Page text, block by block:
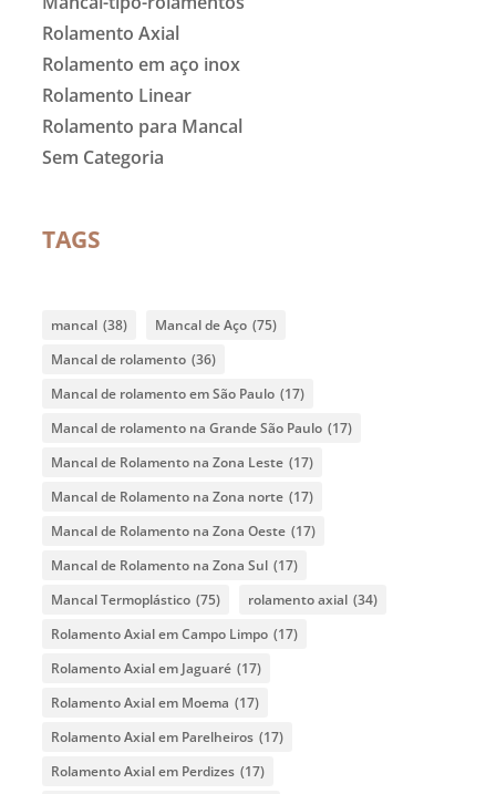
Rolamento Axial
Rolamento em aço inox
Rolamento Linear
Rolamento para Mancal
Sem Categoria
TAGS
mancal (38) Mancal de Aço (75)
Mancal de rolamento (36)
Mancal de rolamento em São Paulo (17)
Mancal de rolamento na Grande São Paulo (17)
Mancal de Rolamento na Zona Leste (17)
Mancal de Rolamento na Zona norte (17)
Mancal de Rolamento na Zona Oeste (17)
Mancal de Rolamento na Zona Sul (17)
Mancal Termoplástico (75) rolamento axial (34)
Rolamento Axial em Campo Limpo (17)
Rolamento Axial em Jaguaré (17)
Rolamento Axial em Moema (17)
Rolamento Axial em Parelheiros (17)
Rolamento Axial em Perdizes (17)